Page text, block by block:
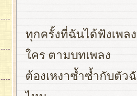
ทุกครั้งที่ฉันได้ฟังเพล
ใคร ตามบทเพลง
ต้องเหงาซ้ำซ้ำกับตัว